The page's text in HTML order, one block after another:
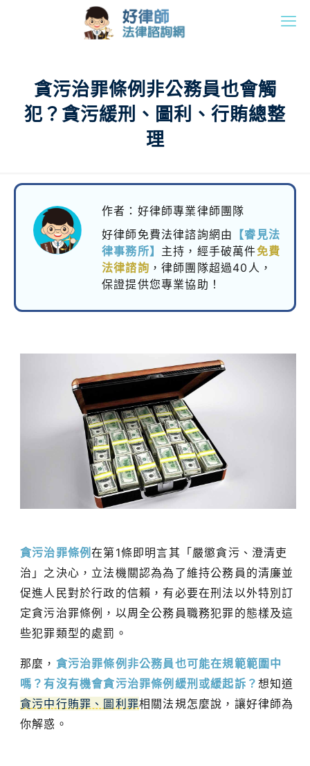
貪污治罪條例非公務員也會觸
犯？貪污緩刑、圖利、行賄總整
理
作者：好律師專業律師團隊
好律師免費法律諮詢網由
【睿見法
律事務所】 主持， 經手破萬件免費
法律諮詢 ，律師團隊超過40人，
保證提供您專業協助！
貪污治罪條例在第1條即明言其「嚴懲貪污、澄清吏
治」之決心，立法機關認為為了維持公務員的清廉並
促進人民對於行政的信賴，有必要在刑法以外特別訂
定貪污治罪條例，以周全公務員職務犯罪的態樣及這
些犯罪類型的處罰。
那麼， 貪污治罪條例非公務員也可能在規範範圍中
嗎？有沒有機會貪污治罪條例緩刑或緩起訴？想知道
貪污中行賄罪、圖利罪相關法規怎麼說，讓好律師為
你解惑。